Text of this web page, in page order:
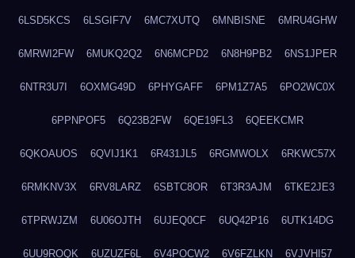
6LSD5KCS 6LSGIF7V 6MC7XUTQ 6MNBISNE 6MRU4GHW
6MRWI2FW 6MUKQ2Q2 6N6MCPD2 6N8H9PB2 6NS1JPER
6NTR3U7I 6OXMG49D 6PHYGAFF 6PM1Z7A5 6PO2WC0X
6PPNPOF5 6Q23B2FW 6QE19FL3 6QEEKCMR
6QKOAUOS 6QVIJ1K1 6R431JL5 6RGMWOLX 6RKWC57X
6RMKNV3X 6RV8LARZ 6SBTC8OR 6T3R3AJM 6TKE2JE3
6TPRWJZM 6U06OJTH 6UJEQ0CF 6UQ42P16 6UTK14DG
6UU9ROQK 6UZUZF6L 6V4POCW2 6V6FZLKN 6VJVHI57